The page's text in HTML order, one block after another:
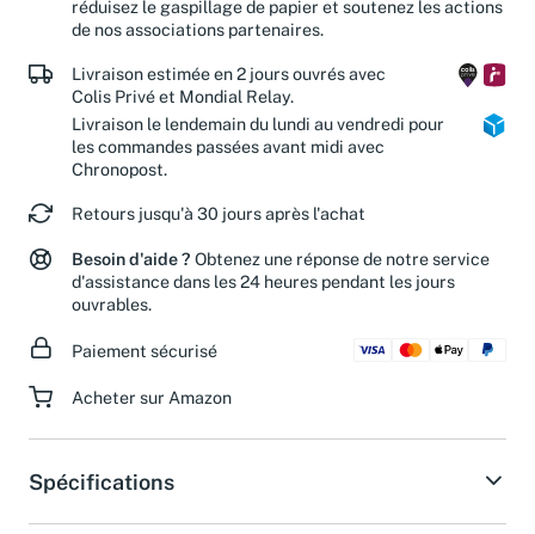
réduisez le gaspillage de papier et soutenez les actions
de nos associations partenaires.
Livraison estimée en 2 jours ouvrés avec
Colis Privé et Mondial Relay.
Livraison le lendemain du lundi au vendredi pour
les commandes passées avant midi avec
Chronopost.
Retours jusqu'à 30 jours après l'achat
Besoin d'aide ? Obtenez une réponse de notre service
d'assistance dans les 24 heures pendant les jours
ouvrables.
Paiement sécurisé
Acheter sur Amazon
Spécifications